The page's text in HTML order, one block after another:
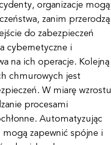
organizacje mogą
zanim przerodzą
do zabezpieczeń
cybernetyczne i
na ich operacje. Kolejną
chmurowych jest
W miarę wzrostu
procesami
Automatyzując
mogą zapewnić spójne i